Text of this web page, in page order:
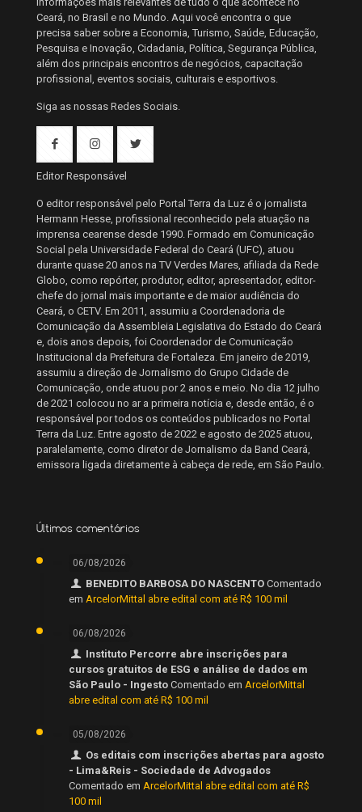
Ceará, no Brasil e no Mundo. Aqui você encontra o que
precisa saber sobre a Economia, Turismo, Saúde, Educação,
Pesquisa e Inovação, Cidadania, Política, Segurança Pública,
além dos principais encontros de negócios, capacitação
profissional, eventos sociais, culturais e esportivos.
Siga as nossas Redes Sociais.
Editor Responsável
O editor responsável pelo Portal Terra da Luz é o jornalista
Hermann Hesse, profissional reconhecido pela atuação na
imprensa cearense desde 1990. Formado em Comunicação
Social pela Universidade Federal do Ceará (UFC), atuou
durante quase 20 anos na TV Verdes Mares, afiliada da Rede
Globo, como repórter, produtor, editor, apresentador, editor-
chefe do jornal mais importante e de maior audiência do
Ceará, o CETV. Em 2011, assumiu a Coordenadoria de
Comunicação da Assembleia Legislativa do Estado do Ceará
e, dois anos depois, foi Coordenador de Comunicação
Institucional da Prefeitura de Fortaleza. Em janeiro de 2019,
assumiu a direção de Jornalismo do Grupo Cidade de
Comunicação, onde atuou por 2 anos e meio. No dia 12 julho
de 2021 colocou no ar a primeira notícia e, desde então, é o
responsável por todos os conteúdos publicados no Portal
Terra da Luz. Entre agosto de 2022 e agosto de 2025 atuou,
paralelamente, como diretor de Jornalismo da Band Ceará,
emissora ligada diretamente à cabeça de rede, em São Paulo.
Últimos comentários
06/08/2026
BENEDITO BARBOSA DO NASCENTO Comentado
em ArcelorMittal abre edital com até R$ 100 mil
06/08/2026
Instituto Percorre abre inscrições para
cursos gratuitos de ESG e análise de dados em
São Paulo - Ingesto Comentado em ArcelorMittal
abre edital com até R$ 100 mil
05/08/2026
Os editais com inscrições abertas para agosto
- Lima&Reis - Sociedade de Advogados
Comentado em ArcelorMittal abre edital com até R$
100 mil